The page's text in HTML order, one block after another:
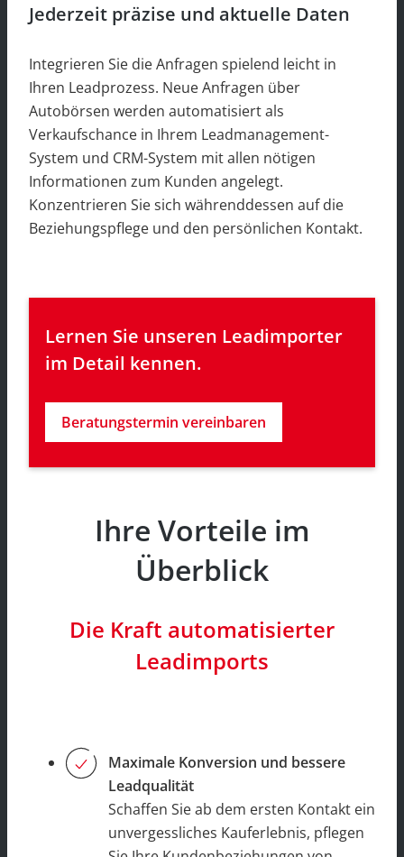
Jederzeit präzise und aktuelle Daten
Integrieren Sie die Anfragen spielend leicht in
Ihren Leadprozess. Neue Anfragen über
Autobörsen werden automatisiert als
Verkaufschance in Ihrem Leadmanagement-
System und CRM-System mit allen nötigen
Informationen zum Kunden angelegt.
Konzentrieren Sie sich währenddessen auf die
Beziehungspflege und den persönlichen Kontakt.
Lernen Sie unseren Leadimporter
im Detail kennen.
Beratungstermin vereinbaren
Ihre Vorteile im
Überblick
Die Kraft automatisierter
Leadimports
Maximale Konversion und bessere
Leadqualität
Schaffen Sie ab dem ersten Kontakt ein
unvergessliches Kauferlebnis, pflegen